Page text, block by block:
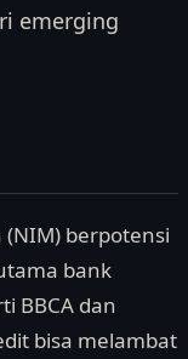
emerging
berpotensi
bank
BBCA dan
bisa melambat